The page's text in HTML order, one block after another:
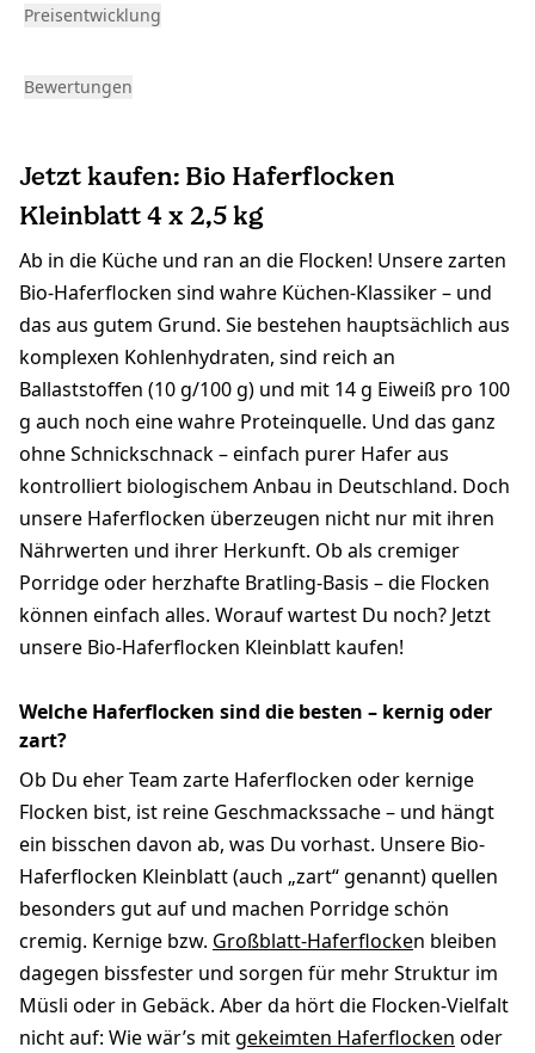
Preisentwicklung
Bewertungen
Jetzt kaufen: Bio Haferflocken
Kleinblatt 4 x 2,5 kg
Ab in die Küche und ran an die Flocken! Unsere zarten
Bio-Haferflocken sind wahre Küchen-Klassiker – und
das aus gutem Grund. Sie bestehen hauptsächlich aus
komplexen Kohlenhydraten, sind reich an
Ballaststoffen (10 g/100 g) und mit 14 g Eiweiß pro 100
g auch noch eine wahre Proteinquelle. Und das ganz
ohne Schnickschnack – einfach purer Hafer aus
kontrolliert biologischem Anbau in Deutschland. Doch
unsere Haferflocken überzeugen nicht nur mit ihren
Nährwerten und ihrer Herkunft. Ob als cremiger
Porridge oder herzhafte Bratling-Basis – die Flocken
können einfach alles. Worauf wartest Du noch? Jetzt
unsere Bio-Haferflocken Kleinblatt kaufen!
Welche Haferflocken sind die besten – kernig oder
zart?
Ob Du eher Team zarte Haferflocken oder kernige
Flocken bist, ist reine Geschmackssache – und hängt
ein bisschen davon ab, was Du vorhast. Unsere Bio-
Haferflocken Kleinblatt (auch „zart“ genannt) quellen
besonders gut auf und machen Porridge schön
cremig. Kernige bzw. Großblatt-Haferflocken bleiben
dagegen bissfester und sorgen für mehr Struktur im
Müsli oder in Gebäck. Aber da hört die Flocken-Vielfalt
nicht auf: Wie wär’s mitgekeimten Haferflocken oder